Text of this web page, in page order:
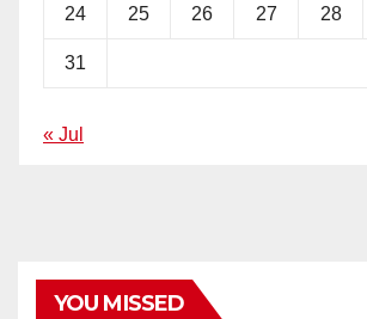
24 25 26 27 28
31
« Jul
YOU MISSED